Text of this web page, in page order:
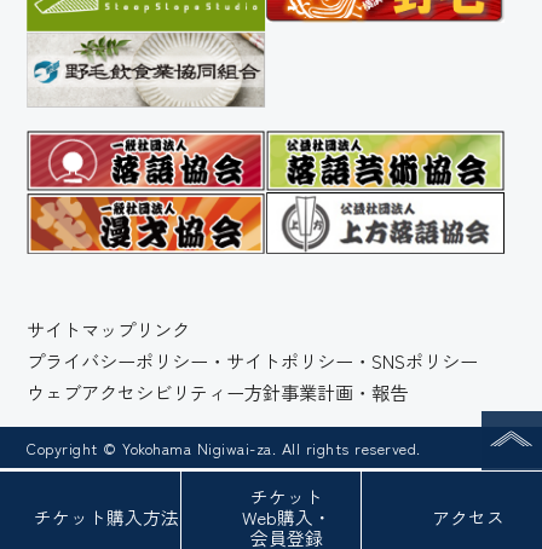
チケット購入方法
チケット
Web購入・
会員登録
アクセス
サイトマップリンク
プライバシーポリシー・サイトポリシー・SNSポリシー
ウェブアクセシビリティー方針事業計画・報告
Copyright © Yokohama Nigiwai-za. All rights reserved.